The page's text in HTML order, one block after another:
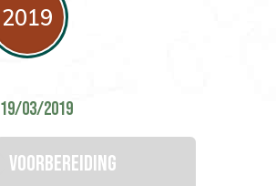
2019
19/03/2019
Voorbereiding